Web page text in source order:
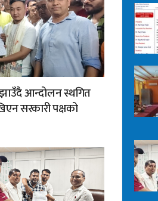
आन्दोलन स्थगित
सरकारी पक्षको